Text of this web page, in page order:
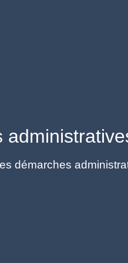
démarches